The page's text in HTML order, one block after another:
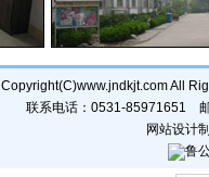
Copyright(C)www.jndkjt.com All
联系电话：0531-85971651
网站设计
鲁